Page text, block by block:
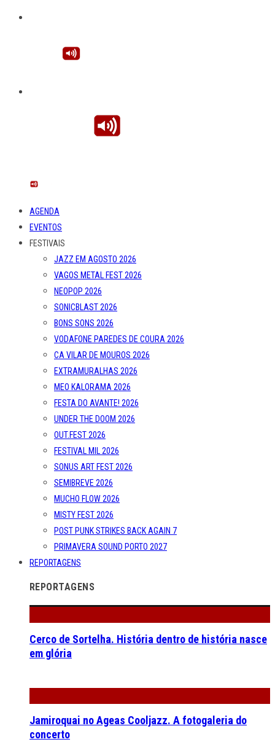
AGENDA
EVENTOS
FESTIVAIS
JAZZ EM AGOSTO 2026
VAGOS METAL FEST 2026
NEOPOP 2026
SONICBLAST 2026
BONS SONS 2026
VODAFONE PAREDES DE COURA 2026
CA VILAR DE MOUROS 2026
EXTRAMURALHAS 2026
MEO KALORAMA 2026
FESTA DO AVANTE! 2026
UNDER THE DOOM 2026
OUT.FEST 2026
FESTIVAL MIL 2026
SONUS ART FEST 2026
SEMIBREVE 2026
MUCHO FLOW 2026
MISTY FEST 2026
POST PUNK STRIKES BACK AGAIN 7
PRIMAVERA SOUND PORTO 2027
REPORTAGENS
REPORTAGENS
Cerco de Sortelha. História dentro de história nasce
em glória
Jamiroquai no Ageas Cooljazz. A fotogaleria do
concerto